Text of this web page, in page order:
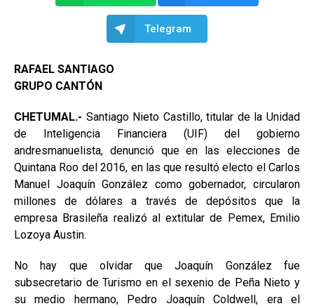
Telegram
RAFAEL SANTIAGO
GRUPO CANTÓN
CHETUMAL.- Santiago Nieto Castillo, titular de la Unidad
de Inteligencia Financiera (UIF) del gobierno
andresmanuelista, denunció que en las elecciones de
Quintana Roo del 2016, en las que resultó electo el Carlos
Manuel Joaquín González como gobernador, circularon
millones de dólares a través de depósitos que la
empresa Brasileña realizó al extitular de Pemex, Emilio
Lozoya Austin.
No hay que olvidar que Joaquín González fue
subsecretario de Turismo en el sexenio de Peña Nieto y
su medio hermano, Pedro Joaquín Coldwell, era el